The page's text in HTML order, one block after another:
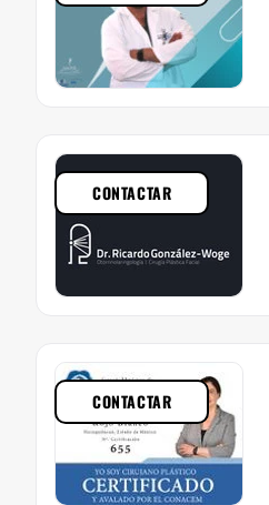
CONTACTAR
CONTACTAR